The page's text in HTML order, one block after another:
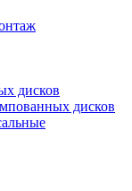
дисков
дисков